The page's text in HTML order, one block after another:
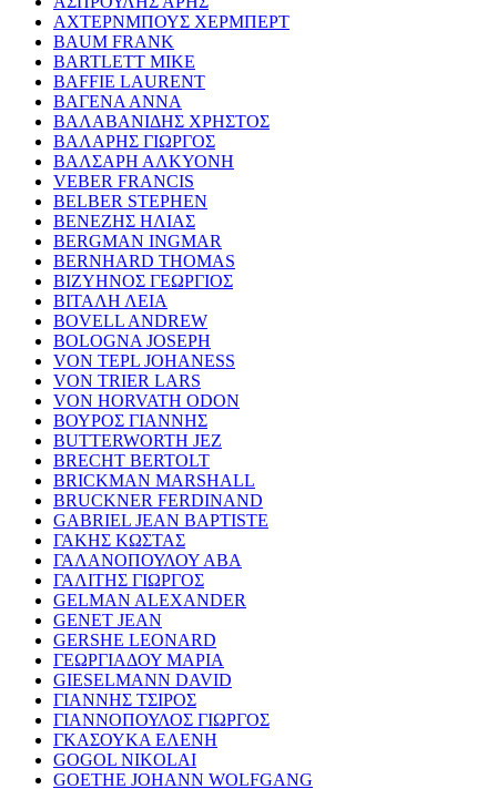
ΑΧΤΕΡΝΜΠΟΥΣ ΧΕΡΜΠΕΡΤ
BAUM FRANK
BARTLETT MIKE
BAFFIE LAURENT
ΒΑΓΕΝΑ ΑΝΝΑ
ΒΑΛΑΒΑΝΙΔΗΣ ΧΡΗΣΤΟΣ
ΒΑΛΑΡΗΣ ΓΙΩΡΓΟΣ
ΒΑΛΣΑΡΗ ΑΛΚΥΟΝΗ
VEBER FRANCIS
BELBER STEPHEN
ΒΕΝΕΖΗΣ ΗΛΙΑΣ
BERGMAN INGMAR
BERNHARD THOMAS
ΒΙΖΥΗΝΟΣ ΓΕΩΡΓΙΟΣ
ΒΙΤΑΛΗ ΛΕΙΑ
BOVELL ANDREW
BOLOGNA JOSEPH
VON TEPL JOHANESS
VON TRIER LARS
VON HORVATH ODON
ΒΟΥΡΟΣ ΓΙΑΝΝΗΣ
BUTTERWORTH JEZ
BRECHT BERTOLT
BRICKMAN MARSHALL
BRUCKNER FERDINAND
GABRIEL JEAN BAPTISTE
ΓΑΚΗΣ ΚΩΣΤΑΣ
ΓΑΛΑΝΟΠΟΥΛΟΥ ΑΒΑ
ΓΑΛΙΤΗΣ ΓΙΩΡΓΟΣ
GELMAN ALEXANDER
GENET JEAN
GERSHE LEONARD
ΓΕΩΡΓΙΑΔΟΥ ΜΑΡΙΑ
GIESELMANN DAVID
ΓΙΑΝΝΗΣ ΤΣΙΡΟΣ
ΓΙΑΝΝΟΠΟΥΛΟΣ ΓΙΩΡΓΟΣ
ΓΚΑΣΟΥΚΑ ΕΛΕΝΗ
GOGOL NIKOLAI
GOETHE JOHANN WOLFGANG